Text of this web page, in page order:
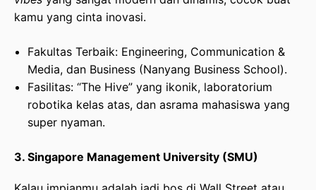
kamu yang cinta inovasi.
Fakultas Terbaik: Engineering, Communication &
Media, dan Business (Nanyang Business School).
Fasilitas: “The Hive” yang ikonik, laboratorium
robotika kelas atas, dan asrama mahasiswa yang
super nyaman.
3. Singapore Management University (SMU)